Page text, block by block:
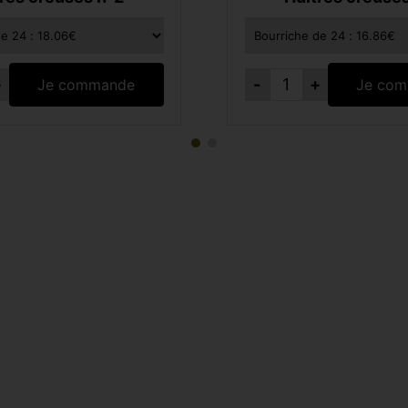
Je commande - + Je